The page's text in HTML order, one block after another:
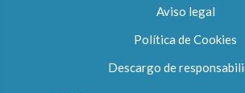
Aviso legal
Política de Cookies
Descargo de